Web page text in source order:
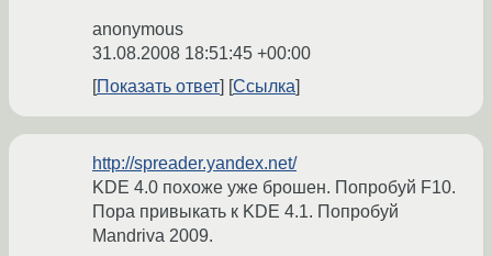
anonymous
31.08.2008 18:51:45 +00:00
Показать ответ
Ссылка
http://spreader.yandex.net/
KDE 4.0 похоже уже брошен. Попробуй F10.
Пора привыкать к KDE 4.1. Попробуй
Mandriva 2009.